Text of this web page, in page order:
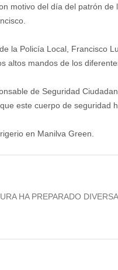
motivo del día del patrón
la Policía Local, Francisco
altos mandos de los
de Seguridad
este cuerpo de seguridad
en Manilva Green.
HA PREPARADO